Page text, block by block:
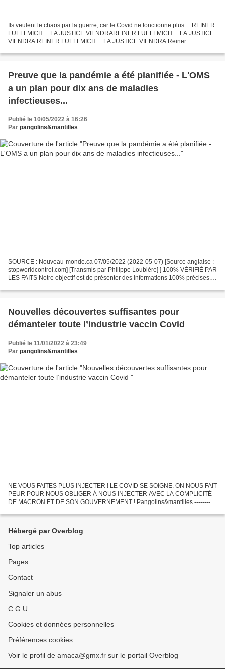
Ils veulent le chaos par la guerre, car le Covid ne fonctionne plus… REINER
FUELLMICH ... LA JUSTICE VIENDRAREINER FUELLMICH ... LA JUSTICE
VIENDRA REINER FUELLMICH ... LA JUSTICE VIENDRA Reiner
Preuve que la pandémie a été planifiée - L'OMS
a un plan pour dix ans de maladies
infectieuses...
Publié le 10/05/2022 à 16:26
Par pangolins&mantilles
SOURCE : Nouveau-monde.ca 07/05/2022 (2022-05-07) [Source anglaise :
stopworldcontrol.com] [Transmis par Philippe Loubière] ] 100% VÉRIFIÉ PAR
LES FAITS Notre objectif est de présenter des informations 100% précises.
Nouvelles découvertes suffisantes pour
démanteler toute l’industrie vaccin Covid
Publié le 11/01/2022 à 23:49
Par pangolins&mantilles
NE VOUS FAITES PLUS INJECTER ! LE COVID SE SOIGNE. ON NOUS FAIT
PEUR POUR NOUS OBLIGER À NOUS INJECTER AVEC LA COMPLICITÉ
DE MACRON ET DE SON GOUVERNEMENT ! Pangolins&mantilles -----------
Hébergé par Overblog
Top articles
Pages
Contact
Signaler un abus
C.G.U.
Cookies et données personnelles
Préférences cookies
Voir le profil de amaca@gmx.fr sur le portail Overblog